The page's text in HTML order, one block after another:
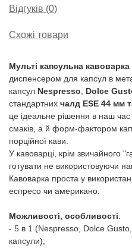
Відгуків (0)
Схожі товари
Мульті капсульна
диспенсером для капсул в
капсул Nespresso Dolce
стандартних чалд ESE 44 мм
це ідеальне рішення в наш час
смаків, а й форм-фактором
порційної кави.
У кавоварці, крім звичайного
готувати не використовуючи
Кавоварка проста у
еспресо чи американо.
Можливості, особливості:
- 5 в 1 (Nespresso, Dolce
капсули);